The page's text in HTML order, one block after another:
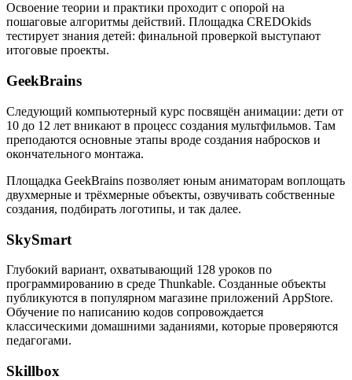
Освоение теории и практики проходит с опорой на
пошаговые алгоритмы действий. Площадка CREDOkids
тестирует знания детей: финальной проверкой выступают
итоговые проекты.
GeekBrains
Следующий компьютерный курс посвящён анимации: дети от
10 до 12 лет вникают в процесс создания мультфильмов. Там
преподаются основные этапы вроде создания набросков и
окончательного монтажа.
Площадка GeekBrains позволяет юным аниматорам воплощать
двухмерные и трёхмерные объекты, озвучивать собственные
создания, подбирать логотипы, и так далее.
SkySmart
Глубокий вариант, охватывающий 128 уроков по
программированию в среде Thunkable. Созданные объекты
публикуются в популярном магазине приложений AppStore.
Обучение по написанию кодов сопровождается
классическими домашними заданиями, которые проверяются
педагогами.
Skillbox